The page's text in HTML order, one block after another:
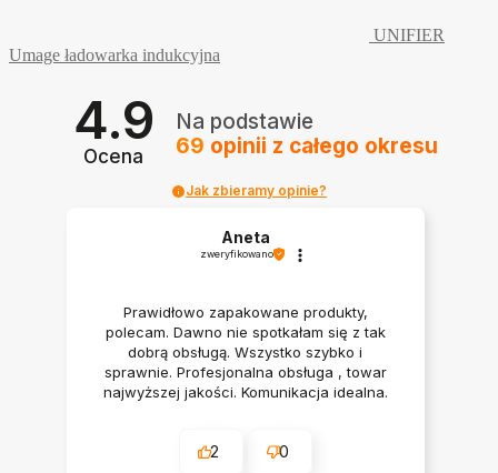
UNIFIER
Umage ładowarka indukcyjna
4.9
Ocena
Na podstawie
69 opinii z całego okresu
Jak zbieramy opinie?
Aneta
zweryfikowano
Prawidłowo zapakowane produkty,
polecam. Dawno nie spotkałam się z tak
dobrą obsługą. Wszystko szybko i
sprawnie. Profesjonalna obsługa , towar
najwyższej jakości. Komunikacja idealna.
2 0